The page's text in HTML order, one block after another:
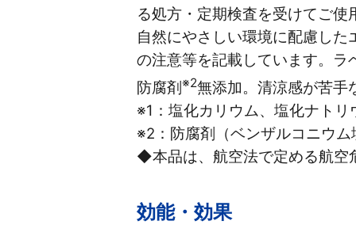
る処方・定期検査を受けてご使
自然にやさしい環境に配慮し
の注意等を記載しています。
防腐剤 ※2無添加。清涼感が苦手
※1：塩化カリウム、塩化ナト
※2：防腐剤（ベンザルコニウ
◆本品は、航空法で定める航空
効能・効果